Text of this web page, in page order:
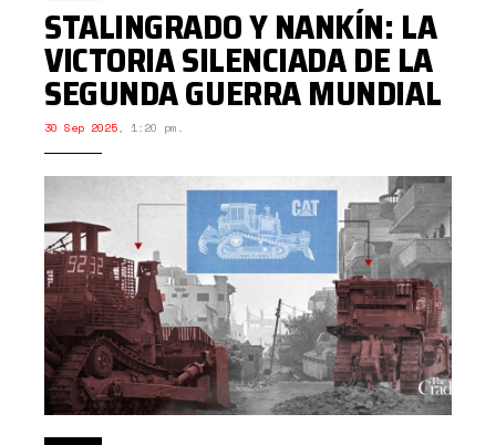
STALINGRADO Y NANKÍN: LA
VICTORIA SILENCIADA DE LA
SEGUNDA GUERRA MUNDIAL
30 Sep 2025, 1:20 pm.